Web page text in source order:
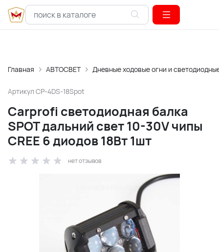
Главная АВТОСВЕТ Дневные ходовые огни и
Артикул CP-4DS-18Spot
Carprofi cветодиодная балка
SPOT дальний свет 10-30V чипы
CREE 6 диодов 18Вт 1шт
нет отзывов